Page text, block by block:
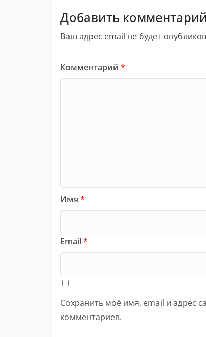
Добавить комментарий
Ваш адрес email не будет
Комментарий *
Имя *
Email*
Сохранить моё имя, email и адрес
комментариев.